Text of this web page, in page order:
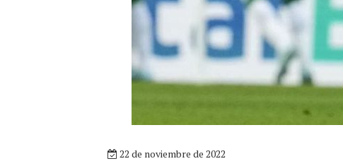
22 de noviembre de 2022